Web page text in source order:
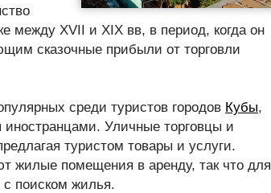
между XVII и XIX вв, в период, когда он
сказочные прибыли от торговли
среди туристов городов Кубы,
иностранцами. Уличные торговцы и
туристом товары и услуги.
жилые помещения в аренду, так что для
с поиском жилья.